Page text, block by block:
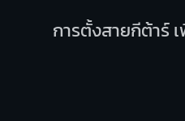
การตั้งสายกีต้าร์